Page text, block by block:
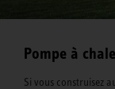
Pompe à
Si vous construisez